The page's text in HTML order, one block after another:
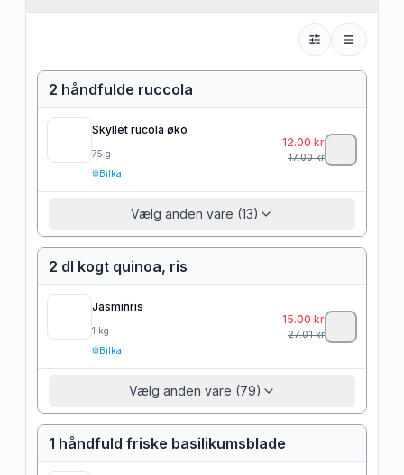
2 håndfulde ruccola
Skyllet rucola øko
75 g
Bilka
12.00 kr
17.00kr
Vælg anden vare (13)
2 dl kogt quinoa, ris
Jasminris
1 kg
Bilka
15.00 kr
27.01kr
Vælg anden vare (79)
1 håndfuld friske basilikumsblade